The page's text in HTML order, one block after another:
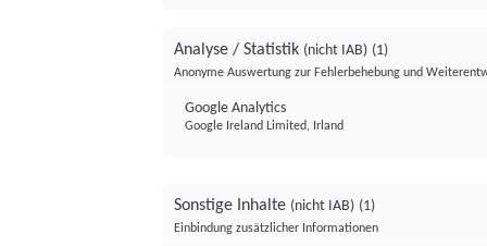
Analyse / Statistik (nicht IAB) (1)
Anonyme Auswertung zur Fehlerbehebung und
Google Analytics
Google Ireland Limited, Irland
Sonstige Inhalte (nicht IAB) (1)
Einbindung zusätzlicher Informationen